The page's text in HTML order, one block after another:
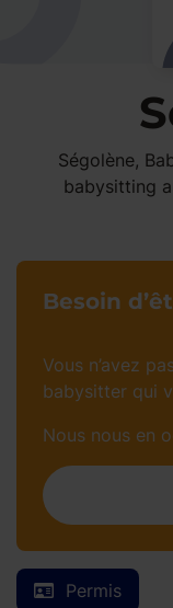
Ségolène,
babysitting
Permis
Besoin
Vous n’avez
babysitter qui
Nous nous en